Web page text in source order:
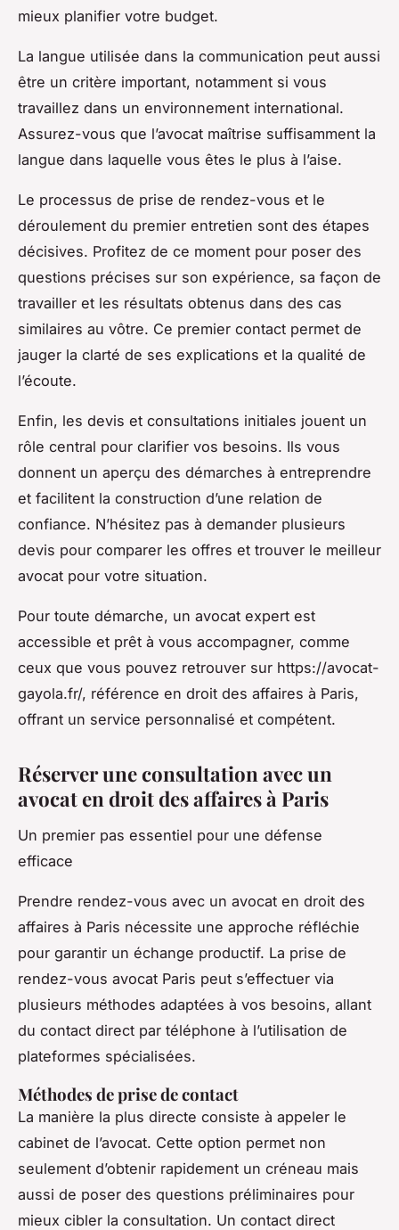
mieux planifier votre budget.
La langue utilisée dans la communication peut aussi
être un critère important, notamment si vous
travaillez dans un environnement international.
Assurez-vous que l’avocat maîtrise suffisamment la
langue dans laquelle vous êtes le plus à l’aise.
Le processus de prise de rendez-vous et le
déroulement du premier entretien sont des étapes
décisives. Profitez de ce moment pour poser des
questions précises sur son expérience, sa façon de
travailler et les résultats obtenus dans des cas
similaires au vôtre. Ce premier contact permet de
jauger la clarté de ses explications et la qualité de
l’écoute.
Enfin, les devis et consultations initiales jouent un
rôle central pour clarifier vos besoins. Ils vous
donnent un aperçu des démarches à entreprendre
et facilitent la construction d’une relation de
confiance. N’hésitez pas à demander plusieurs
devis pour comparer les offres et trouver le meilleur
avocat pour votre situation.
Pour toute démarche, un avocat expert est
accessible et prêt à vous accompagner, comme
ceux que vous pouvez retrouver sur https://avocat-
gayola.fr/, référence en droit des affaires à Paris,
offrant un service personnalisé et compétent.
Réserver une consultation avec un
avocat en droit des affaires à Paris
Un premier pas essentiel pour une défense
efficace
Prendre rendez-vous avec un avocat en droit des
affaires à Paris nécessite une approche réfléchie
pour garantir un échange productif. La prise de
rendez-vous avocat Paris peut s’effectuer via
plusieurs méthodes adaptées à vos besoins, allant
du contact direct par téléphone à l’utilisation de
plateformes spécialisées.
Méthodes de prise de contact
La manière la plus directe consiste à appeler le
cabinet de l’avocat. Cette option permet non
seulement d’obtenir rapidement un créneau mais
aussi de poser des questions préliminaires pour
mieux cibler la consultation. Un contact direct